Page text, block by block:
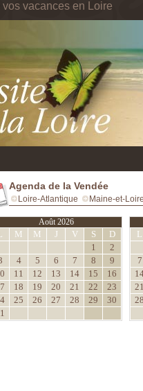
vos vacances en Loire
Agenda de la Vendée
Loire-Atlantique Maine-et-
Août 2026
M M J V S
D
1
2
4 5 6 7 8
9
11 12 13 14 15
16
18 19 20 21 22
23
25 26 27 28 29
30
L
7